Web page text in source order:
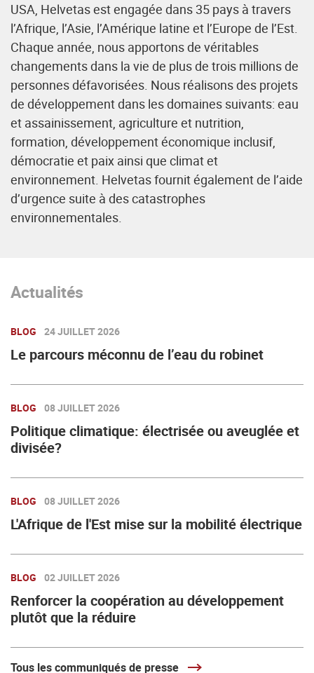
USA, Helvetas est engagée dans 35 pays à travers
l’Afrique, l’Asie, l’Amérique latine et l’Europe de l’Est.
Chaque année, nous apportons de véritables
changements dans la vie de plus de trois millions de
personnes défavorisées. Nous réalisons des projets
de développement dans les domaines suivants: eau
et assainissement, agriculture et nutrition,
formation, développement économique inclusif,
démocratie et paix ainsi que climat et
environnement. Helvetas fournit également de l’aide
d’urgence suite à des catastrophes
environnementales.
Actualités
BLOG 24 JUILLET 2026
Le parcours méconnu de l’eau du robinet
BLOG 08 JUILLET 2026
Politique climatique: électrisée ou aveuglée et
divisée?
BLOG 08 JUILLET 2026
L'Afrique de l'Est mise sur la mobilité électrique
BLOG 02 JUILLET 2026
Renforcer la coopération au développement
plutôt que la réduire
Tous les communiqués de presse